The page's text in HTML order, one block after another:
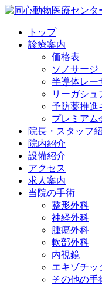
トップ
診療案内
価格表
ソノサージ
半導体レー
リーガシュ
予防薬推進
プレミアム
院長・ スタッフ
院内紹介
設備紹介
アクセス
求人案内
当院の手術
整形外科
神経外科
腫瘍外科
軟部外科
内視鏡
エキゾチッ
その他の手